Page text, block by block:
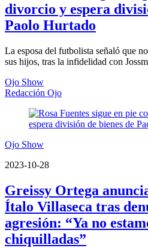
divorcio y espera
Paolo Hurtado
La esposa del futbolista señaló que
sus hijos, tras la infidelidad con
Ojo Show
Redacción Ojo
Ojo Show
2023-10-28
Greissy Ortega
Ítalo Villaseca tras
agresión: “Ya no
chiquilladas”